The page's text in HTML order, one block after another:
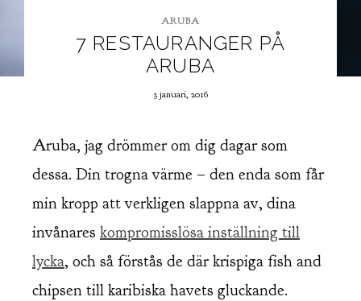
7 RESTAURANGER PÅ
ARUBA
ARUBA
3 januari, 2016
Aruba, jag drömmer om dig dagar som
dessa. Din trogna värme – den enda som får
min kropp att verkligen slappna av, dina
invånares kompromisslösa inställning till
lycka, och så förstås de där krispiga fish and
chipsen till karibiska havets gluckande.